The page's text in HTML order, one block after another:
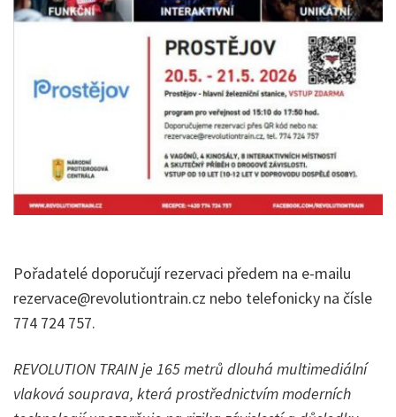
Pořadatelé doporučují rezervaci předem na e-mailu
rezervace@revolutiontrain.cz nebo telefonicky na čísle
774 724 757.
REVOLUTION TRAIN je 165 metrů dlouhá multimediální
vlaková souprava, která prostřednictvím moderních